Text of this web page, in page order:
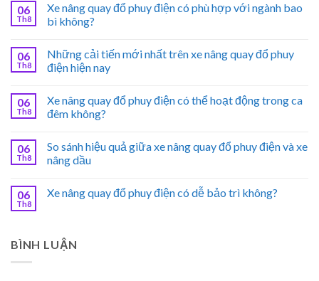
06
Th8
Xe nâng quay đổ phuy điện có phù hợp với ngành bao
bì không?
06
Th8
Những cải tiến mới nhất trên xe nâng quay đổ phuy
điện hiện nay
06
Th8
Xe nâng quay đổ phuy điện có thể hoạt động trong ca
đêm không?
06
Th8
So sánh hiệu quả giữa xe nâng quay đổ phuy điện và xe
nâng dầu
06
Th8
Xe nâng quay đổ phuy điện có dễ bảo trì không?
BÌNH LUẬN